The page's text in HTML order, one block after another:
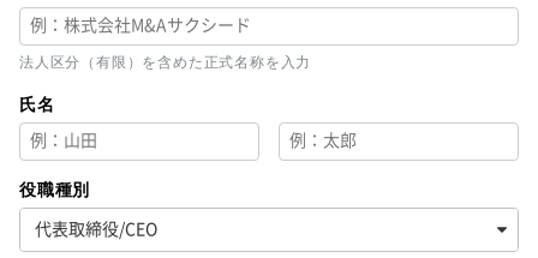
法人区分（有限）を含めた正式名称を入力
氏名
役職種別